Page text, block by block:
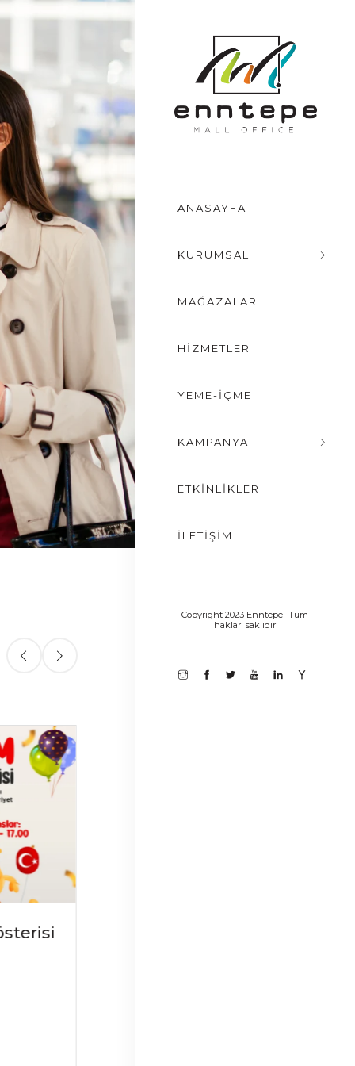
ANASAYFA
KURUMSAL
MAĞAZALAR
HİZMETLER
YEME-İÇME
KAMPANYA
ETKİNLİKLER
İLETİŞİM
Copyright 2023 Enntepe- Tüm
hakları saklıdır